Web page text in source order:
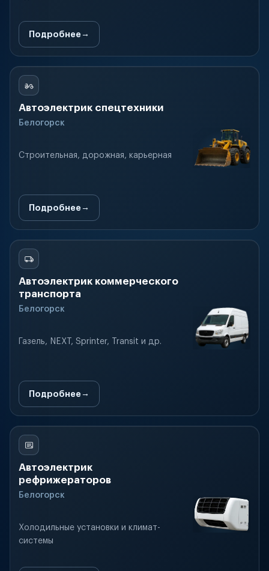
Подробнее
Автоэлектрик спецтехники
Белогорск
Строительная, дорожная, карьерная
Подробнее
Автоэлектрик коммерческого
транспорта
Белогорск
Газель, NEXT, Sprinter, Transit и др.
Подробнее
Автоэлектрик
рефрижераторов
Белогорск
Холодильные установки и климат-
системы